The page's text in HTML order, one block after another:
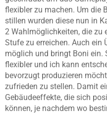
flexibler zu machen. Um die
stillen wurden diese nun in
2 Wahlmöglichkeiten, die zu
Stufe zu erreichen. Auch ein
möglich und bringt Boni ein.
flexibler und ich kann
bevorzugt produzieren
zufrieden zu stellen. Damit
Gebäudeeffekte, die sich
können, je nachdem wo